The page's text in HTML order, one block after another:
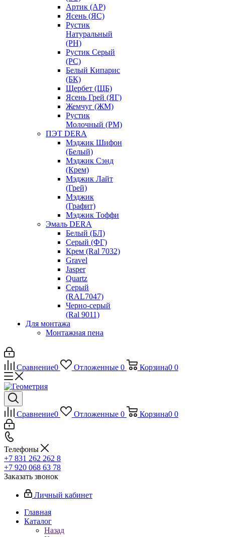
Артик (АР)
Ясень (ЯС)
Рустик
Натуральный
(РН)
Рустик Серый
(РС)
Белый Кипарис
(БК)
Щербет (ЩБ)
Ясень Грей (ЯГ)
Жемчуг (ЖМ)
Рустик
Молочный (РМ)
ПЭТ DERA
Мэджик Шифон
(Белый)
Мэджик Сэнд
(Крем)
Мэджик Лайт
(Грей)
Мэджик
(Графит)
Мэджик Тоффи
Эмаль DERA
Белый (БЛ)
Серый (ФГ)
Крем (Ral 7032)
Gravel
Jasper
Quartz
Серый
(RAL7047)
Черно-серый
(Ral 9011)
Для монтажа
Монтажная пена
Сравнение0 Отложенные 0 Корзина0 0
Сравнение0 Отложенные 0 Корзина0 0
Телефоны
+7 831 262 262 8
+7 920 068 63 78
Заказать звонок
Личный кабинет
Главная
Каталог
Назад